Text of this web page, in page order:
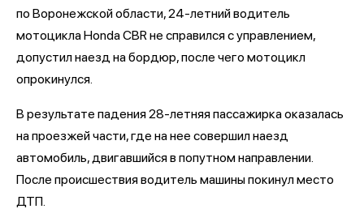
по Воронежской области, 24-летний водитель
мотоцикла Honda CBR не справился с управлением,
допустил наезд на бордюр, после чего мотоцикл
опрокинулся.
В результате падения 28-летняя пассажирка оказалась
на проезжей части, где на нее совершил наезд
автомобиль, двигавшийся в попутном направлении.
После происшествия водитель машины покинул место
ДТП.